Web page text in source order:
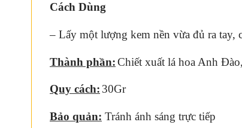
Cách Dùng
– Lấy một lượng kem nền vừa đủ ra tay,
Thành phần:Chiết xuất lá hoa Anh
Quy cách: 30Gr
Bảo quản: Tránh ánh sáng trực tiếp